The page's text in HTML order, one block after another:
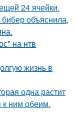
24 ячейки.
объяснила,
на нтв
жизнь в
одна растит
к ним обеим.